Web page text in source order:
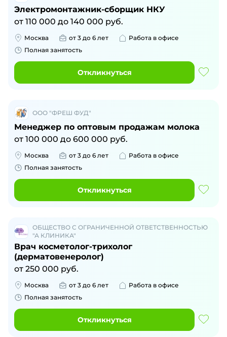
Электромонтажник-сборщик НКУ
от 110 000 до 140 000 руб.
Москва от 3 до 6 лет
Работа в офисе
Полная занятость
Откликнуться
ООО "ФРЕШ ФУД"
Менеджер по оптовым продажам молока
от 100 000 до 600 000 руб.
Москва от 3 до 6 лет
Работа в офисе
Полная занятость
Откликнуться
ОБЩЕСТВО С ОГРАНИЧЕННОЙ ОТВЕТСТВЕННОСТЬЮ
"А КЛИНИКА"
Врач косметолог-трихолог
(дерматовенеролог)
от 250 000 руб.
Москва от 3 до 6 лет
Работа в офисе
Полная занятость
Откликнуться